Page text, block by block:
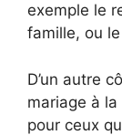
exemple le
famille, ou
D’un autre
mariage à
pour ceux